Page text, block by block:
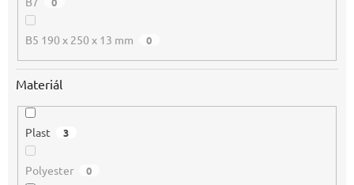
B5 190 x 250 x 13 mm 0
Materiál
Plast 3
Polyester 0